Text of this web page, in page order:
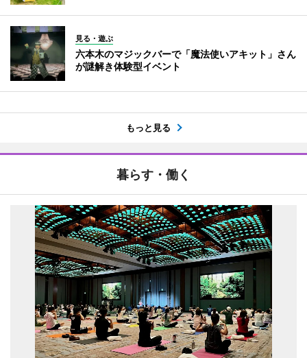
見る・遊ぶ
六本木のマジックバーで「魔法使いアキット」さん
が謎解き体験型イベント
もっと見る
暮らす・働く